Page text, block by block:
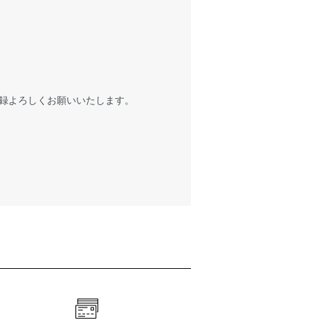
ろしくお願いいたします。